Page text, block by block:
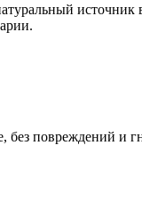
повреждений